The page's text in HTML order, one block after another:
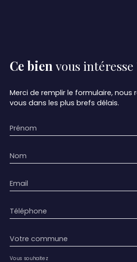
Ce bien vous intéresse
Merci de remplir le formulaire, nous
vous dans les plus brefs délais.
Prénom
Nom
Email
Téléphone
Votre commune
Vous souhaitez